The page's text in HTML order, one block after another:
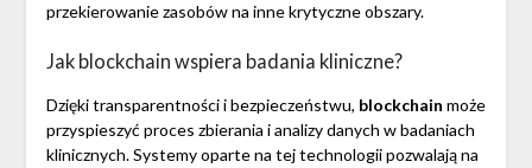
przekierowanie zasobów na inne krytyczne obszary.
Jak blockchain wspiera badania kliniczne?
Dzięki transparentności i bezpieczeństwu, blockchain może
przyspieszyć proces zbierania i analizy danych w badaniach
klinicznych. Systemy oparte na tej technologii pozwalają na